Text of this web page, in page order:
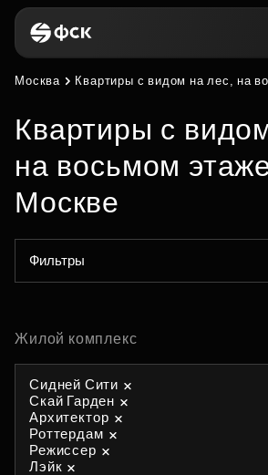
Москва Квартиры с видом на лес, на
Квартиры с
на восьмом
Москве
Фильтры
Жилой комплекс
Сидней Сити
Скай Гарден
Архитектор
Роттердам
Режиссер
Лэйк